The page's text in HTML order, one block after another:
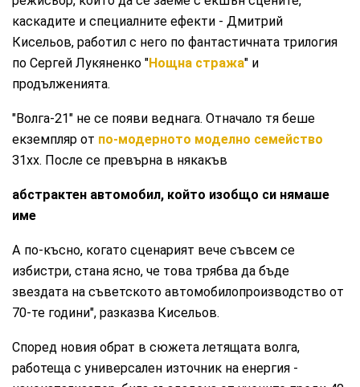
каскадите и специалните ефекти - Дмитрий
Кисельов, работил с него по фантастичната трилогия
по Сергей Лукяненко "Нощна стража" и
продълженията.
"Волга-21" не се появи веднага. Отначало тя беше
екземпляр от по-модерното моделно семейство
31xx. После се превърна в някакъв
абстрактен автомобил, който изобщо си нямаше
име
А по-късно, когато сценарият вече съвсем се
избистри, стана ясно, че това трябва да бъде
звездата на съветското автомобилопроизводство от
70-те години", разказва Кисельов.
Според новия обрат в сюжета летящата волга,
работеща с универсален източник на енергия -